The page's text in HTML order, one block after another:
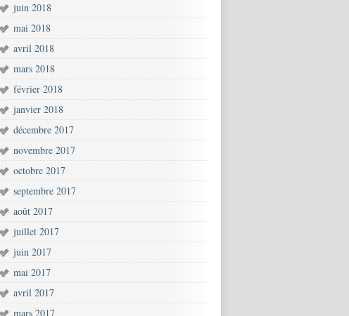
juin 2018
mai 2018
avril 2018
mars 2018
février 2018
janvier 2018
décembre 2017
novembre 2017
octobre 2017
septembre 2017
août 2017
juillet 2017
juin 2017
mai 2017
avril 2017
mars 2017